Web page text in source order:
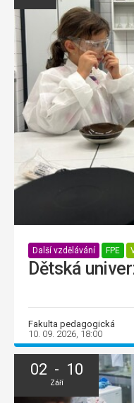
Další vzdělávání FPE
Dětská
Fakulta pedagogická
10. 09. 2026, 18:00
02 - 10
Září